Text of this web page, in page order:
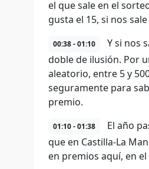
el que sale en el
gusta el 15, si nos
00:38 - 01:10
Y si nos
doble de ilusión. Por
aleatorio, entre 5 y
seguramente para
premio.
01:10 - 01:38
El año
que en Castilla-La
en premios aquí, en